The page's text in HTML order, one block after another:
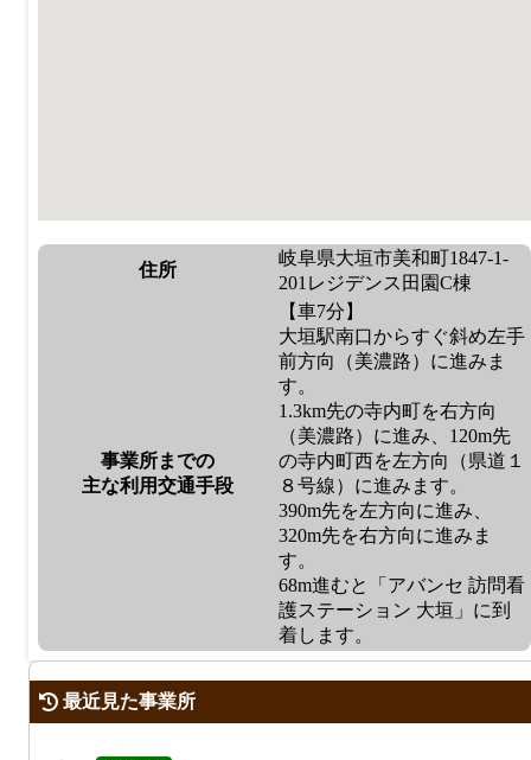
住所
岐阜県大垣市美和町1847-1-
201レジデンス田園C棟
事業所までの
主な利用交通手段
【車7分】
大垣駅南口からすぐ斜め左手
前方向（美濃路）に進みま
す。
1.3km先の寺内町を右方向
（美濃路）に進み、120m先
の寺内町西を左方向（県道１
８号線）に進みます。
390m先を左方向に進み、
320m先を右方向に進みま
す。
68m進むと「アバンセ 訪問看
護ステーション 大垣」に到
着します。
最近見た事業所